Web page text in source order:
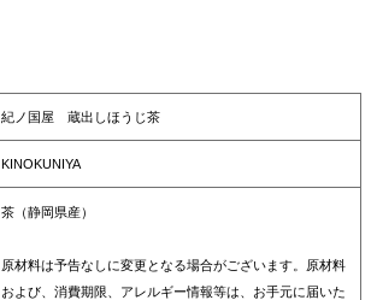
紀ノ国屋 蔵出しほうじ茶
KINOKUNIYA
茶（静岡県産）
原材料は予告なしに変更となる場合がございます。原材料
および、消費期限、アレルギー情報等は、お手元に届いた